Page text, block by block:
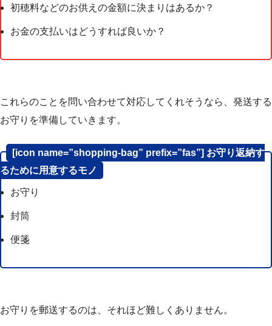
初穂料などのお供えの金額に決まりはあるか？
お金の支払いはどうすれば良いか？
これらのことを問い合わせて対応してくれそうなら、発送する
お守りを準備していきます。
[icon name=”shopping-bag” prefix=”fas”] お守り返納す
るために用意するモノ
お守り
封筒
便箋
お守りを郵送するのは、それほど難しくありません。